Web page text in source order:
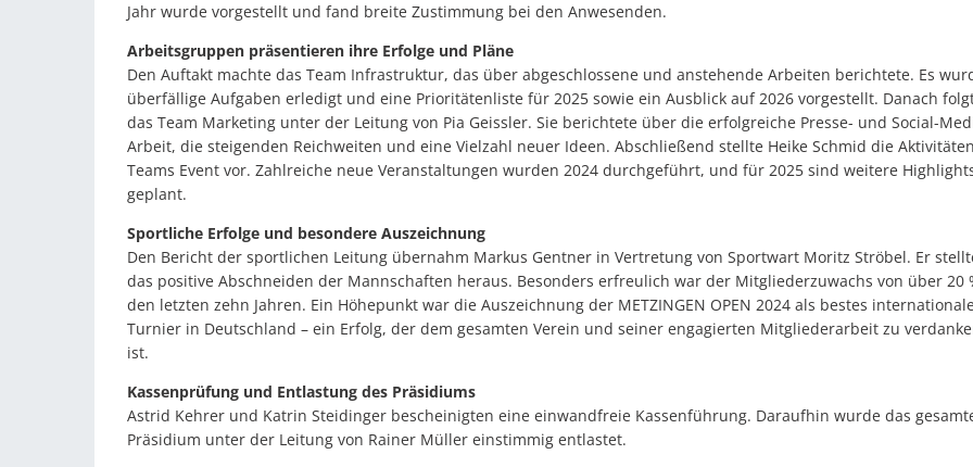
Jahr wurde vorgestellt und fand breite Zustimmung bei den Anwesenden.
Arbeitsgruppen präsentieren ihre Erfolge und Pläne
Den Auftakt machte das Team Infrastruktur, das über abgeschlossene und anstehende Arbeiten berichtete. Es
überfällige Aufgaben erledigt und eine Prioritätenliste für 2025 sowie ein Ausblick auf 2026 vorgestellt. Danach
das Team Marketing unter der Leitung von Pia Geissler. Sie berichtete über die erfolgreiche Presse- und Social-
Arbeit, die steigenden Reichweiten und eine Vielzahl neuer Ideen. Abschließend stellte Heike Schmid die
Teams Event vor. Zahlreiche neue Veranstaltungen wurden 2024 durchgeführt, und für 2025 sind weitere
geplant.
Sportliche Erfolge und besondere Auszeichnung
Den Bericht der sportlichen Leitung übernahm Markus Gentner in Vertretung von Sportwart Moritz Ströbel. Er
das positive Abschneiden der Mannschaften heraus. Besonders erfreulich war der Mitgliederzuwachs von über 20
den letzten zehn Jahren. Ein Höhepunkt war die Auszeichnung der METZINGEN OPEN 2024 als bestes
Turnier in Deutschland – ein Erfolg, der dem gesamten Verein und seiner engagierten Mitgliederarbeit zu
ist.
Kassenprüfung und Entlastung des Präsidiums
Astrid Kehrer und Katrin Steidinger bescheinigten eine einwandfreie Kassenführung. Daraufhin wurde das
Präsidium unter der Leitung von Rainer Müller einstimmig entlastet.